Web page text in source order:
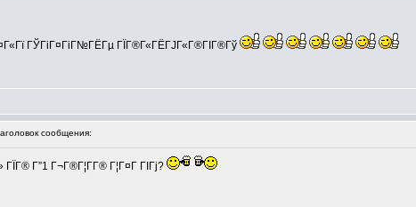
ГЎГіГ¤ГіГ№ГЁГµ ГЇГ®Г«ГЁГЈГ«Г®ГІГ®Гў
сообщения:
Г”1 Г¬Г®Г¦Г­Г® Г¦Г¤Г ГІГј?